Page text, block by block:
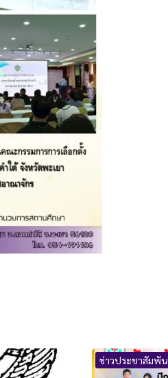
ข่าวประชาสัมพัน